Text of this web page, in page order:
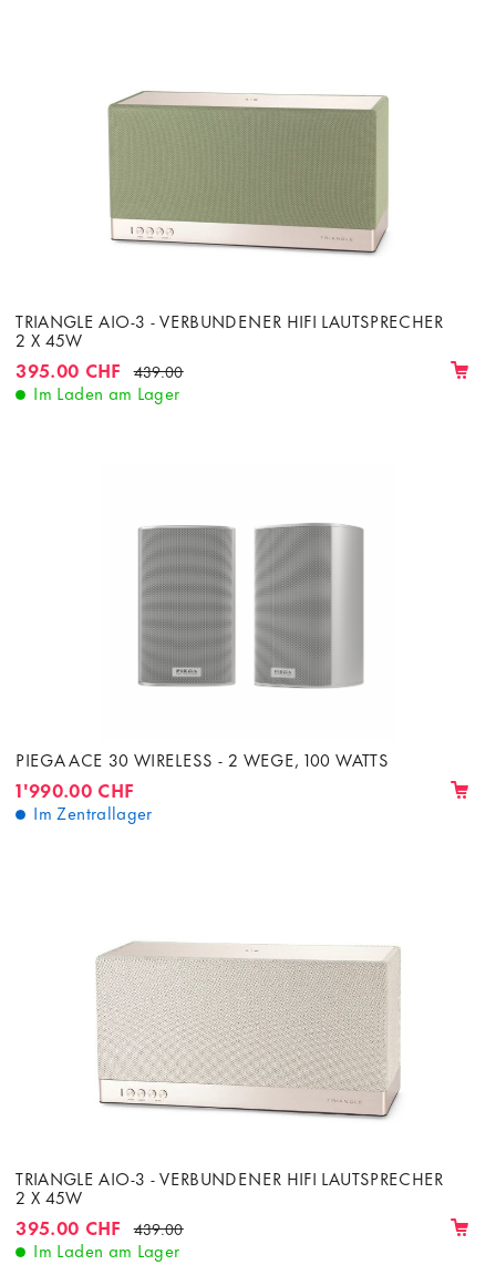
TRIANGLE AIO-3 - VERBUNDENER HIFI LAUTSPRECHER
2 X 45W
395.00 CHF 439.00
Im Laden am Lager
PIEGA ACE 30 WIRELESS - 2 WEGE, 100 WATTS
1'990.00 CHF
Im Zentrallager
TRIANGLE AIO-3 - VERBUNDENER HIFI LAUTSPRECHER
2 X 45W
395.00 CHF 439.00
Im Laden am Lager